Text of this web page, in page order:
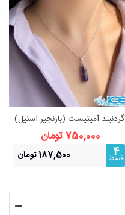
گردنبند آمیتیست (بازنجیر استیل)
نماد آرامش و محافظت
750,000 تومان
4
قسط 187,500 تومان